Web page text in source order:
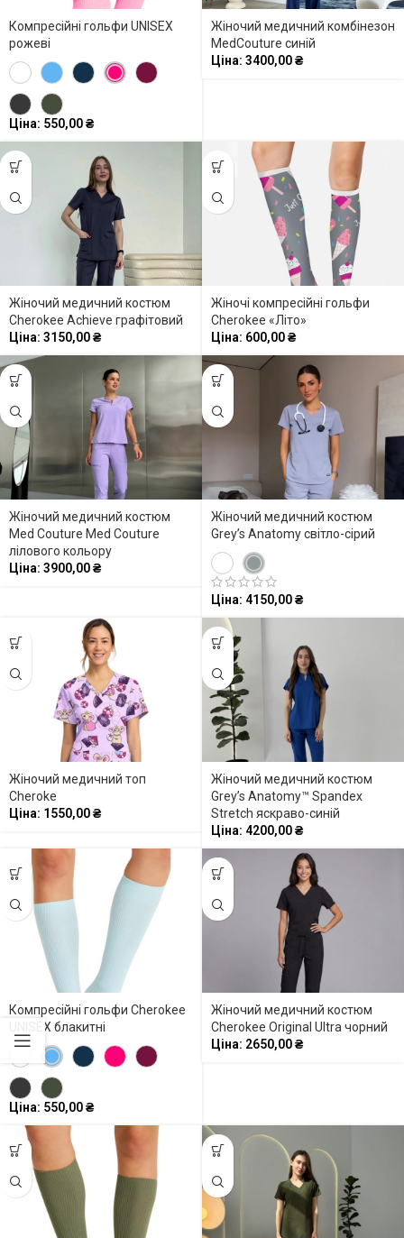
Компресійні гольфи UNISEX
рожеві
Ціна: 550,00₴
Жіночий медичний комбінезон
MedCouture синій
Ціна: 3400,00₴
Жіночий медичний костюм
Cherokee Achieve графітовий
Ціна: 3150,00₴
Жіночі компресійні гольфи
Cherokee «Літо»
Ціна: 600,00₴
Жіночий медичний костюм
Med Couture Med Couture
лілового кольору
Ціна: 3900,00₴
Жіночий медичний костюм
Grey’s Anatomy світло-сірий
Ціна: 4150,00₴
Жіночий медичний топ
Cheroke
Ціна: 1550,00₴
Жіночий медичний костюм
Grey’s Anatomy™ Spandex
Stretch яскраво-синій
Ціна: 4200,00₴
Компресійні гольфи Cherokee
UNISEX блакитні
Ціна: 550,00₴
Жіночий медичний костюм
Cherokee Original Ultra чорний
Ціна: 2650,00₴